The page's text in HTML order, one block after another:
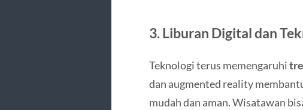
3. Liburan Digital dan
Teknologi terus memengaruhi
dan augmented reality
mudah dan aman. Wisatawan